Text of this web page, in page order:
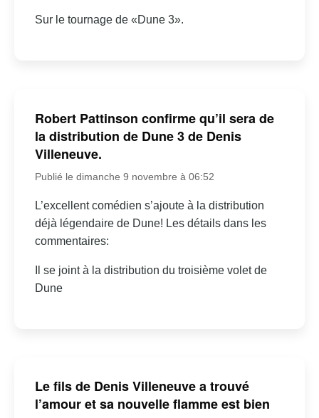
Sur le tournage de «Dune 3».
Robert Pattinson confirme qu’il sera de
la distribution de Dune 3 de Denis
Villeneuve.
Publié le dimanche 9 novembre à 06:52
L’excellent comédien s’ajoute à la distribution
déjà légendaire de Dune! Les détails dans les
commentaires:
Il se joint à la distribution du troisième volet de
Dune
Le fils de Denis Villeneuve a trouvé
l’amour et sa nouvelle flamme est bien